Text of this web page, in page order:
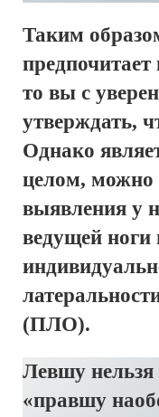
Таким
предпочитает
то вы с
утверждать,
Однако
целом, можно
выявления у
ведущей ноги
(ПЛО).
Левшу нельзя
«правшу